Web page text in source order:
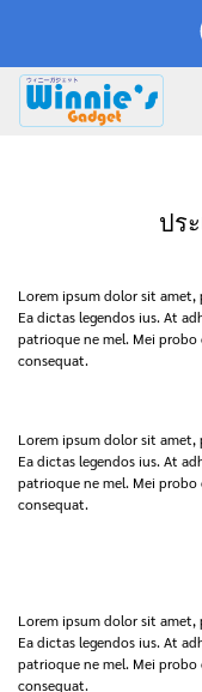
ปร
Lorem ipsum dolor sit
Ea dictas legendos ius. At
patrioque ne mel. Mei
consequat.
Lorem ipsum dolor sit
Ea dictas legendos ius. At
patrioque ne mel. Mei
consequat.
Lorem ipsum dolor sit
Ea dictas legendos ius. At
patrioque ne mel. Mei
consequat.